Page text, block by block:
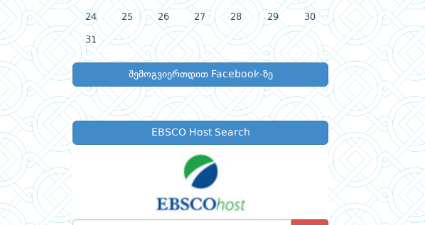
24 25 26 27 28 29 30
31
შემოგვიერთდით Facebook-ზე
EBSCO Host Search